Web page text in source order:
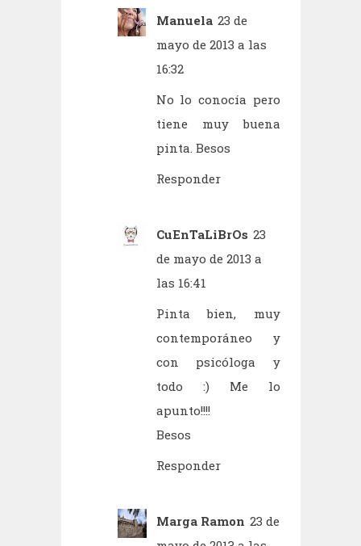
Manuela 23 de
mayo de 2013 a las
16:32
No lo conocía pero
tiene muy buena
pinta. Besos
Responder
CuEnTaLiBrOs 23
de mayo de 2013 a
las 16:41
Pinta bien, muy
contemporáneo y
con psicóloga y
todo :) Me lo
apunto!!!!
Besos
Responder
Marga Ramon 23 de